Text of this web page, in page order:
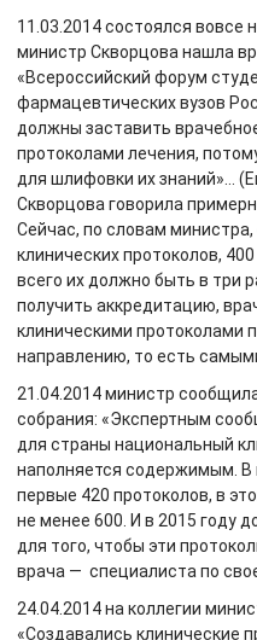
11.03.2014 состоялся вовсе
министр Скворцова нашла
«Всероссийский форум
фармацевтических вузов
должны заставить
протоколами лечения,
для шлифовки их знаний»…
Скворцова говорила
Сейчас, по словам
клинических протоколов,
всего их должно быть в три
получить аккредитацию,
клиническими протоколами
направлению, то есть
21.04.2014 министр
собрания: «Экспертным
для страны национальный
наполняется содержимым. В
первые 420 протоколов, в
не менее 600. И в 2015 году
для того, чтобы эти
врача — специалиста по
24.04.2014 на коллегии
«Создавались клинические